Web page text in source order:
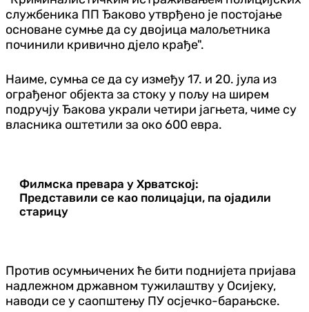
службеника ПП Ђаково утврђено је постојање
основане сумње да су двојица малољетника
починили кривично дјело крађе".
Наиме, сумња се да су између 17. и 20. јула из
ограђеног објекта за стоку у пољу на ширем
подручју Ђакова украли четири јагњета, чиме су
власника оштетили за око 600 евра.
Филмска превара у Хрватској:
Представили се као полицајци, па ојадили
старицу
Против осумњичених ће бити поднијета пријава
надлежном државном тужилаштву у Осијеку,
наводи се у саопштењу ПУ осјечко-барањске.